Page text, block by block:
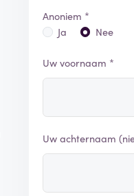
Anoniem *
Ja
Nee
Uw voornaam *
Uw achternaam